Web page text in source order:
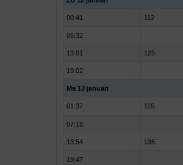
00:41 112
06:32
13:01 125
19:02
Ma 13 januari
01:37 115
07:18
13:54 135
19:47